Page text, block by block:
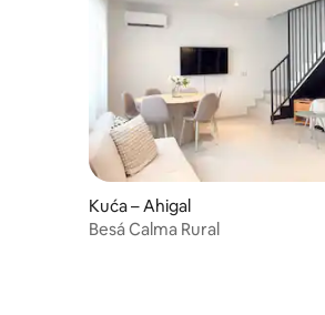
Kuća – Ahigal
Besá Calma Rural